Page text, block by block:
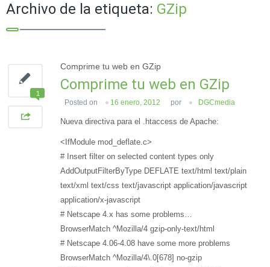
Archivo de la etiqueta: GZip
1
Comprime tu web en GZip
Comprime tu web en GZip
Posted on 16 enero, 2012 por DGCmedia
Nueva directiva para el .htaccess de Apache:
<IfModule mod_deflate.c>
# Insert filter on selected content types only
AddOutputFilterByType DEFLATE text/html text/plain
text/xml text/css text/javascript application/javascript
application/x-javascript
# Netscape 4.x has some problems…
BrowserMatch ^Mozilla/4 gzip-only-text/html
# Netscape 4.06-4.08 have some more problems
BrowserMatch ^Mozilla/4\.0[678] no-gzip